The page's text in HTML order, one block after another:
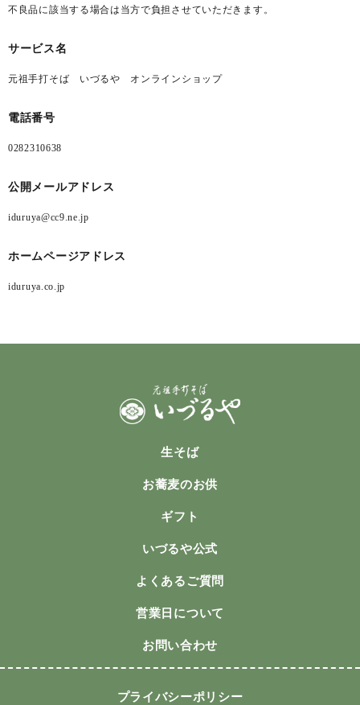
不良品に該当する場合は当方で負担させていただきます。
サービス名
元祖手打そば いづるや オンラインショップ
電話番号
0282310638
公開メールアドレス
iduruya@cc9.ne.jp
ホームページアドレス
iduruya.co.jp
生そば
お蕎麦のお供
ギフト
いづるや公式
よくあるご質問
営業日について
お問い合わせ
プライバシーポリシー